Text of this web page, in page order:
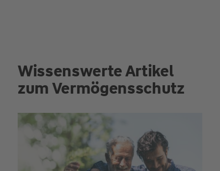
Wissenswerte Artikel
zum Vermögensschutz